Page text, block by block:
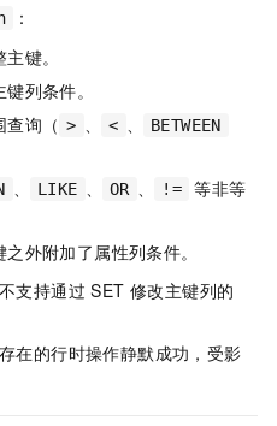
：
键。
列条件。
查询（ > < BETWEEN
LIKE OR !=
等非等
外附加了属性列条件。
支持通过 SET 修改主键列的
在的行时操作静默成功，受影